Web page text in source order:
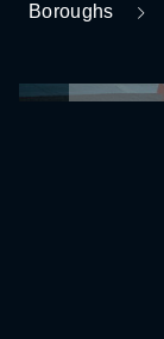
Boroughs